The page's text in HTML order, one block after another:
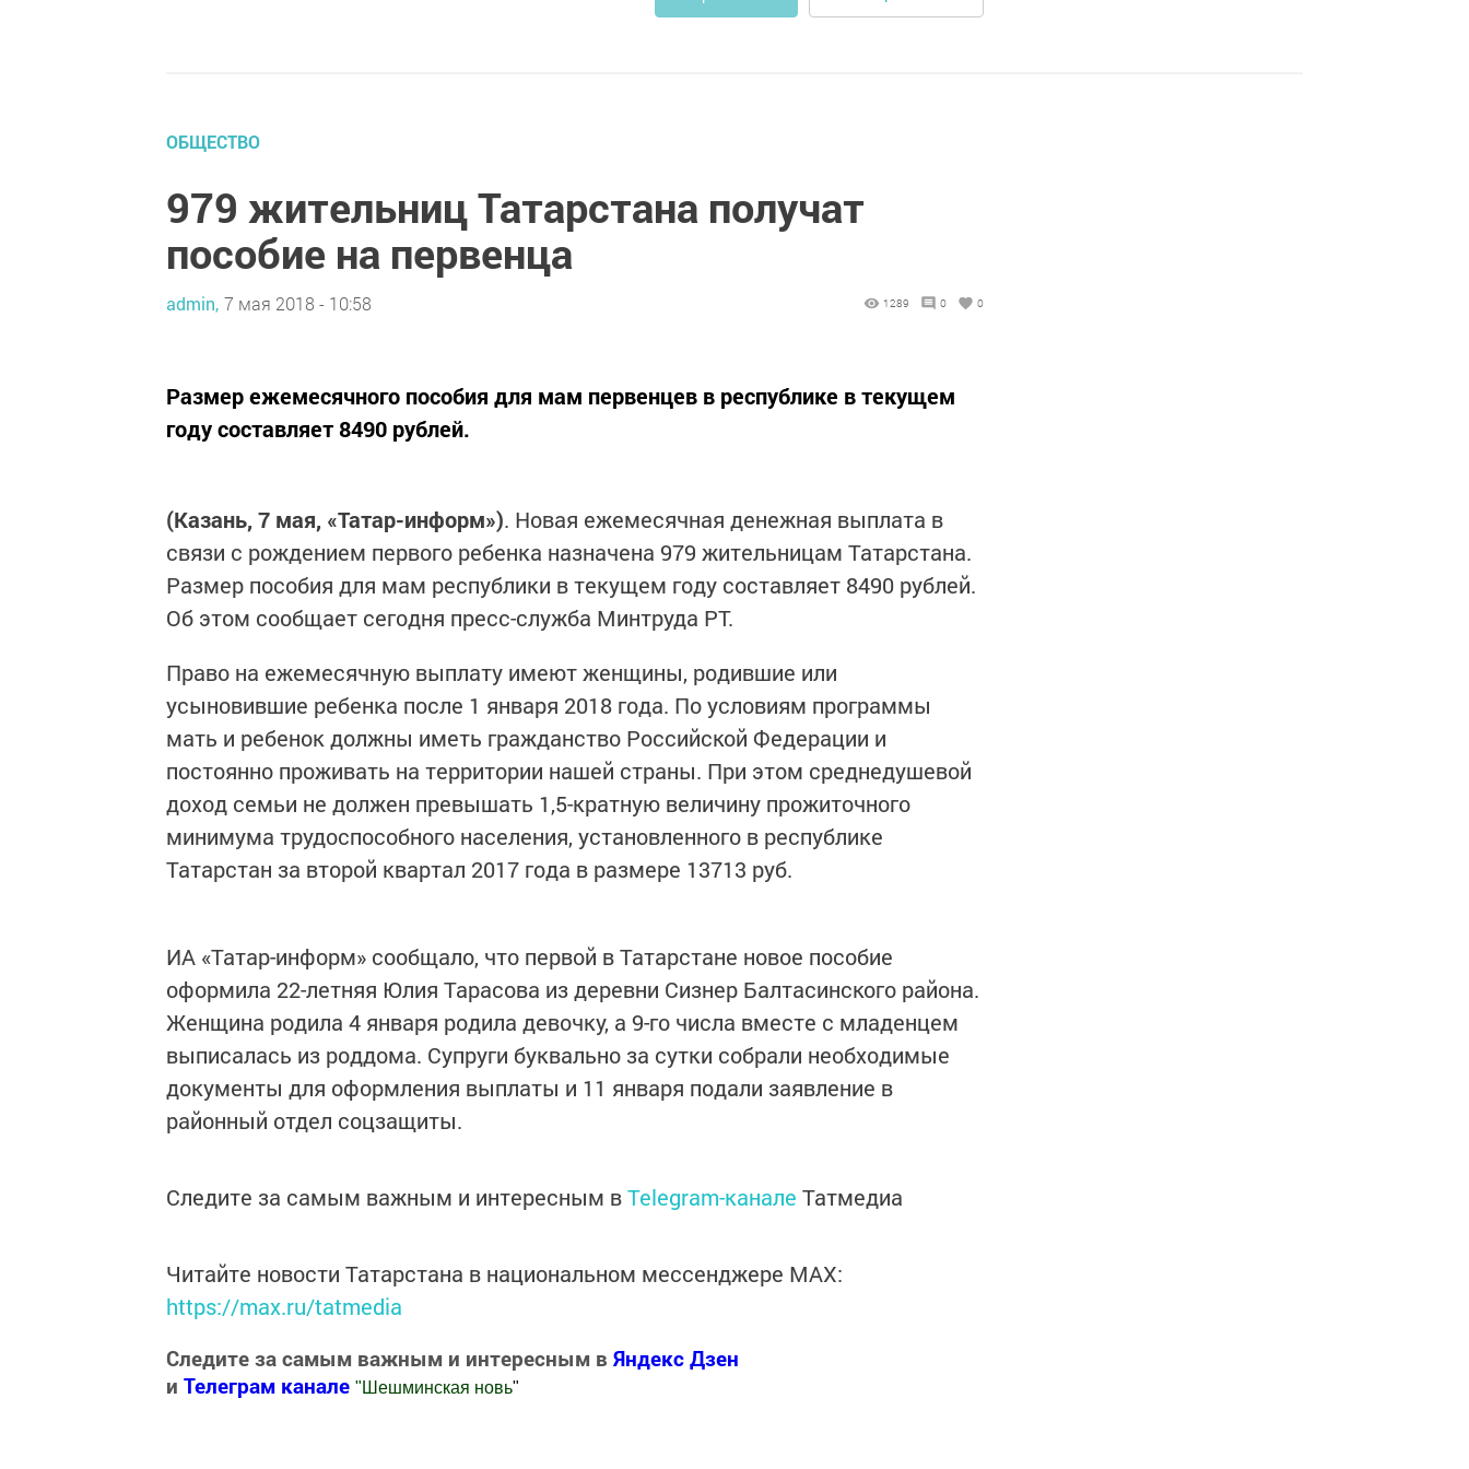
ОБЩЕСТВО
979 жительниц Татарстана получат
пособие на первенца
admin, 7 мая 2018 - 10:58 1289 0 0
Размер ежемесячного пособия для мам первенцев в республике в текущем
году составляет 8490 рублей.
(Казань, 7 мая, «Татар-информ»). Новая ежемесячная денежная выплата в
связи с рождением первого ребенка назначена 979 жительницам Татарстана.
Размер пособия для мам республики в текущем году составляет 8490 рублей.
Об этом сообщает сегодня пресс-служба Минтруда РТ.
Право на ежемесячную выплату имеют женщины, родившие или
усыновившие ребенка после 1 января 2018 года. По условиям программы
мать и ребенок должны иметь гражданство Российской Федерации и
постоянно проживать на территории нашей страны. При этом среднедушевой
доход семьи не должен превышать 1,5-кратную величину прожиточного
минимума трудоспособного населения, установленного в республике
Татарстан за второй квартал 2017 года в размере 13713 руб.
ИА «Татар-информ» сообщало, что первой в Татарстане новое пособие
оформила 22-летняя Юлия Тарасова из деревни Сизнер Балтасинского района.
Женщина родила 4 января родила девочку, а 9-го числа вместе с младенцем
выписалась из роддома. Супруги буквально за сутки собрали необходимые
документы для оформления выплаты и 11 января подали заявление в
районный отдел соцзащиты.
Следите за самым важным и интересным вTelegram-канале Татмедиа
Читайте новости Татарстана в национальном мессенджере MАХ:
https://max.ru/tatmedia
Следите за самым важным и интересным в Яндекс Дзен
и Телеграм канале " Шешминская новь"